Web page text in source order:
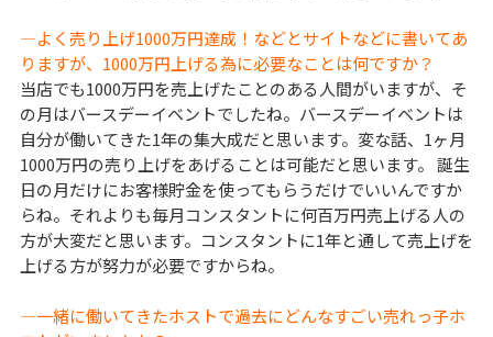
―よく売り上げ1000万円達成！などとサイトなどに書いてあ
りますが、1000万円上げる為に必要なことは何ですか？
当店でも1000万円を売上げたことのある人間がいますが、そ
の月はバースデーイベントでしたね。バースデーイベントは
自分が働いてきた1年の集大成だと思います。変な話、1ヶ月
1000万円の売り上げをあげることは可能だと思います。 誕生
日の月だけにお客様貯金を使ってもらうだけでいいんですか
らね。それよりも毎月コンスタントに何百万円売上げる人の
方が大変だと思います。コンスタントに1年と通して売上げを
上げる方が努力が必要ですからね。
―一緒に働いてきたホストで過去にどんなすごい売れっ子ホ